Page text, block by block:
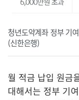
청년도약계좌 정부 기
(신한은행)
월 적금 납입 원금
대해서는 정부 기